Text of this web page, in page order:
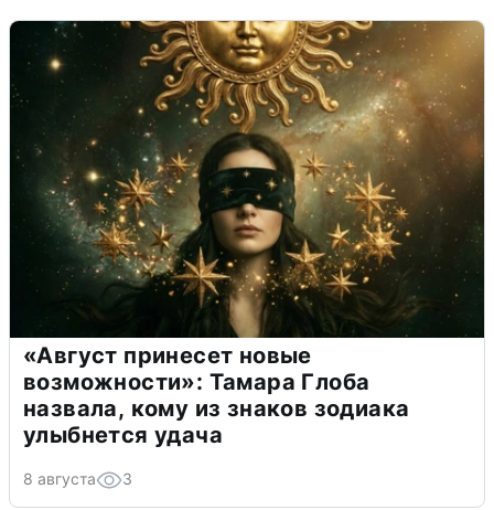
«Август принесет новые
возможности»: Тамара Глоба
назвала, кому из знаков зодиака
улыбнется удача
8 августа 3